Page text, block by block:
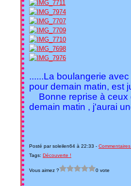
......La boulangerie
pour demain matin, est
Bonne reprise à ceux
demain matin , j'aurai
Posté par soleilen64 à 22:33 -
Tags: Découverte !
Vous aimez ? 0 vote